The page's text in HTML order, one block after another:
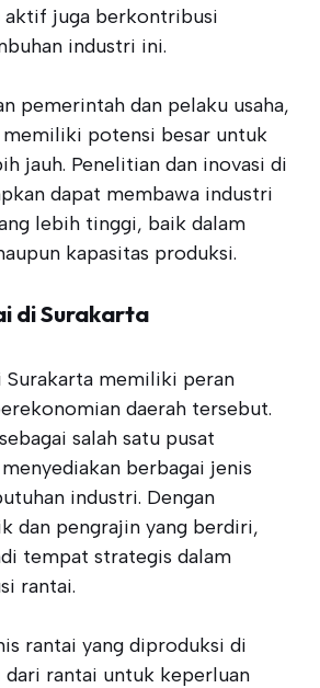
aktif juga berkontribusi
industri ini.
pemerintah dan pelaku usaha,
memiliki potensi besar untuk
jauh. Penelitian dan inovasi di
dapat membawa industri
lebih tinggi, baik dalam
kapasitas produksi.
di Surakarta
Surakarta memiliki peran
daerah tersebut.
salah satu pusat
berbagai jenis
industri. Dengan
dan pengrajin yang berdiri,
tempat strategis dalam
rantai.
rantai yang diproduksi di
dari rantai untuk keperluan